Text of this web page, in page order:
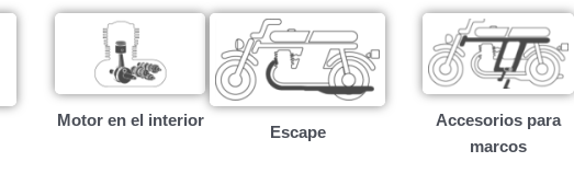
Motor en el interior
Escape
Accesorios para
marcos